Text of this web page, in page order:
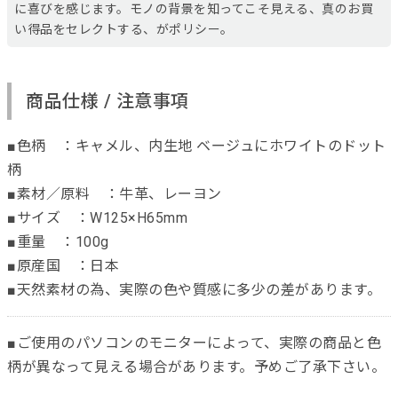
に喜びを感じます。モノの背景を知ってこそ見える、真のお買
い得品をセレクトする、がポリシー。
商品仕様 / 注意事項
■色柄 ：キャメル、内生地 ベージュにホワイトのドット
柄
■素材／原料 ：牛革、レーヨン
■サイズ ：W125×H65mm
■重量 ：100g
■原産国 ：日本
■天然素材の為、実際の色や質感に多少の差があります。
■ご使用のパソコンのモニターによって、実際の商品と色
柄が異なって見える場合があります。予めご了承下さい。